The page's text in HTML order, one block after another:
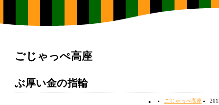
ごじゃっぺ高座
ぶ厚い金の指輪
ごじゃっぺ高座